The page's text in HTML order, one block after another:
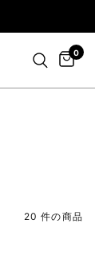
0
20 件の商品